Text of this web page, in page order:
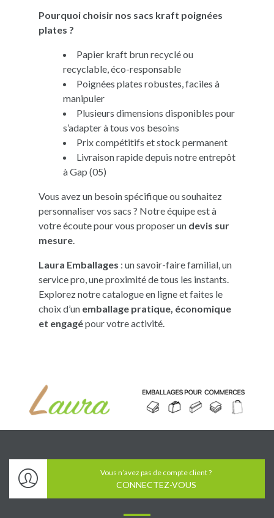
Pourquoi choisir nos sacs kraft poignées
plates ?
Papier kraft brun recyclé ou
recyclable, éco-responsable
Poignées plates robustes, faciles à
manipuler
Plusieurs dimensions disponibles pour
s’adapter à tous vos besoins
Prix compétitifs et stock permanent
Livraison rapide depuis notre entrepôt
à Gap (05)
Vous avez un besoin spécifique ou souhaitez
personnaliser vos sacs ? Notre équipe est à
votre écoute pour vous proposer un devis sur
mesure
Laura Emballages : un savoir-faire familial, un
service pro, une proximité de tous les instants.
Explorez notre catalogue en ligne et faites le
choix d’un emballage pratique, économique
et engagépour votre activité.
Vous n’avez pas de compte client ?
CONNECTEZ-VOUS